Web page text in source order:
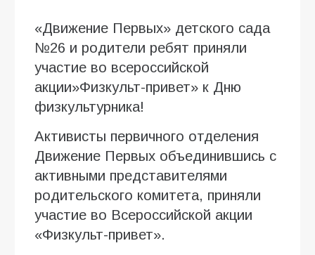
«Движение Первых» детского сада
№26 и родители ребят приняли
участие во всероссийской
акции»Физкульт-привет» к Дню
физкультурника!
Активисты первичного отделения
Движение Первых объединившись с
активными представителями
родительского комитета, приняли
участие во Всероссийской акции
«Физкульт-привет».